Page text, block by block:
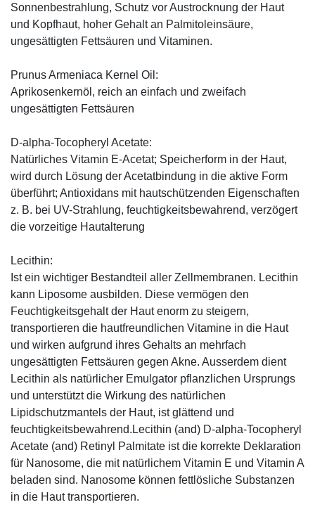
Sonnenbestrahlung, Schutz vor Austrocknung der Haut
und Kopfhaut, hoher Gehalt an Palmitoleinsäure,
ungesättigten Fettsäuren und Vitaminen.
Prunus Armeniaca Kernel Oil:
Aprikosenkernöl, reich an einfach und zweifach
ungesättigten Fettsäuren
D-alpha-Tocopheryl Acetate:
Natürliches Vitamin E-Acetat; Speicherform in der Haut,
wird durch Lösung der Acetatbindung in die aktive Form
überführt; Antioxidans mit hautschützenden Eigenschaften
z. B. bei UV-Strahlung, feuchtigkeitsbewahrend, verzögert
die vorzeitige Hautalterung
Lecithin:
Ist ein wichtiger Bestandteil aller Zellmembranen. Lecithin
kann Liposome ausbilden. Diese vermögen den
Feuchtigkeitsgehalt der Haut enorm zu steigern,
transportieren die hautfreundlichen Vitamine in die Haut
und wirken aufgrund ihres Gehalts an mehrfach
ungesättigten Fettsäuren gegen Akne. Ausserdem dient
Lecithin als natürlicher Emulgator pflanzlichen Ursprungs
und unterstützt die Wirkung des natürlichen
Lipidschutzmantels der Haut, ist glättend und
feuchtigkeitsbewahrend.Lecithin (and) D-alpha-Tocopheryl
Acetate (and) Retinyl Palmitate ist die korrekte Deklaration
für Nanosome, die mit natürlichem Vitamin E und Vitamin A
beladen sind. Nanosome können fettlösliche Substanzen
in die Haut transportieren.